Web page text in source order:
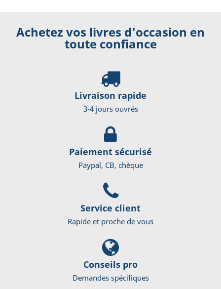
Achetez vos livres d'occasion en
toute confiance
Livraison rapide
3-4 jours ouvrés
Paiement sécurisé
Paypal, CB, chèque
Service client
Rapide et proche de vous
Conseils pro
Demandes spécifiques